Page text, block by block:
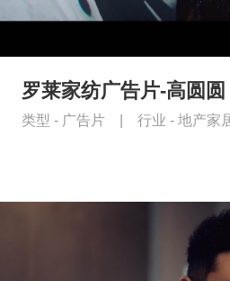
罗莱家纺广告片-高圆圆
类型 - 广告片 行业 - 地产家